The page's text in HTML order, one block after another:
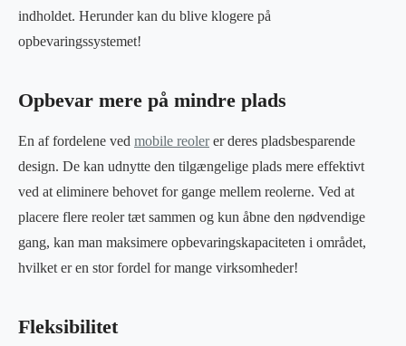
indholdet. Herunder kan du blive klogere på
opbevaringssystemet!
Opbevar mere på mindre plads
En af fordelene ved mobile reolerer deres pladsbesparende
design. De kan udnytte den tilgængelige plads mere effektivt
ved at eliminere behovet for gange mellem reolerne. Ved at
placere flere reoler tæt sammen og kun åbne den nødvendige
gang, kan man maksimere opbevaringskapaciteten i området,
hvilket er en stor fordel for mange virksomheder!
Fleksibilitet